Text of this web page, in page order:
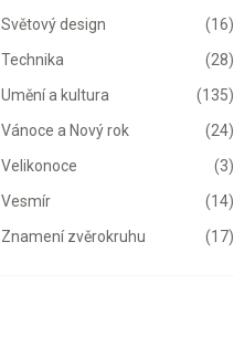
(16)
Světový design
(28)
Technika
(135)
Umění a kultura
(24)
Vánoce a Nový rok
(3)
Velikonoce
(14)
Vesmír
(17)
Znamení zvěrokruhu